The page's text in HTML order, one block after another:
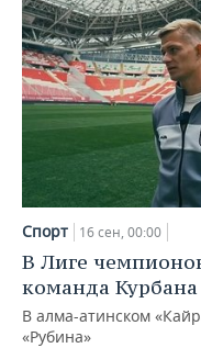
ONLINE-
ОТКРЫТАЯ ЛЕКЦИЯ
ХОККЕЙ
БАСКЕТБОЛ
ВОЛЕЙБОЛ
КИБЕРСПОРТ
ФИГУРНОЕ КАТАНИЕ
ВОДНЫЕ ВИДЫ
ХОККЕЙ С МЯЧОМ
ВЛАСТЬ
ИНФРАСТРУКТУРА
ИСТОРИЯ
КУЛЬТУРА
МЕДИЦИНА
ОБРАЗОВАНИЕ
ПРОИСШЕСТВИЯ
СЮЖЕТЫ
СПРАВОЧНИК
СПИСОК ПЕРСОН
СПИСОК
ПОЛНАЯ ВЕРСИЯ
Спорт 16 сен, 00:00
В Лиге
команда
В алма-атинском
«Рубина»